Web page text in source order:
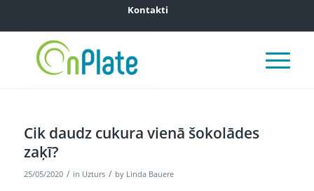
Kontakti
Cik daudz cukura vienā šokolādes
zaķī?
25/05/2020 / in Uzturs / by Linda Bauere